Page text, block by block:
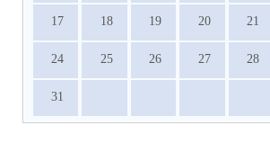
17 18 19 20 21
24 25 26 27 28
31